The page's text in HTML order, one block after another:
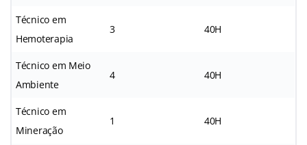
Técnico em
Hemoterapia
3 40H
Técnico em Meio
Ambiente
4 40H
Técnico em
Mineração
1 40H